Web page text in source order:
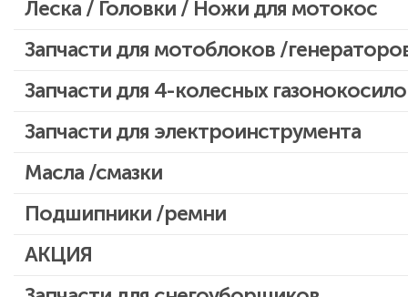
Запчасти для Китайских триммеров
Леска / Головки / Ножи для мотокос
Запчасти для мотоблоков /
Запчасти для 4-колесных
Запчасти для электроинструмента
Двигатели, редукторы для шуруповертов
Выключатели, переключатели
Запчасти для перфораторов и отбойных молотков
Запчасти для УШМ (болгарок)
Масла /смазки
Подшипники /ремни
АКЦИЯ
Скидка 50%